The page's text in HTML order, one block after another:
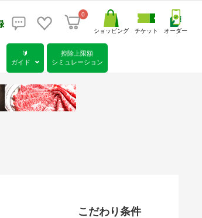
0
ショッピング チケット オーダー
🔰
ガイド
控除上限額
シミュレーション
こだわり条件